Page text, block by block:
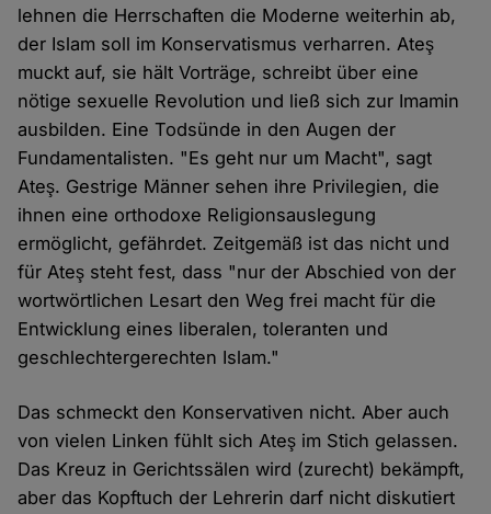
lehnen die Herrschaften die Moderne weiterhin ab,
der Islam soll im Konservatismus verharren. Ateş
muckt auf, sie hält Vorträge, schreibt über eine
nötige sexuelle Revolution und ließ sich zur Imamin
ausbilden. Eine Todsünde in den Augen der
Fundamentalisten. "Es geht nur um Macht", sagt
Ateş. Gestrige Männer sehen ihre Privilegien, die
ihnen eine orthodoxe Religionsauslegung
ermöglicht, gefährdet. Zeitgemäß ist das nicht und
für Ateş steht fest, dass "nur der Abschied von der
wortwörtlichen Lesart den Weg frei macht für die
Entwicklung eines liberalen, toleranten und
geschlechtergerechten Islam."
Das schmeckt den Konservativen nicht. Aber auch
von vielen Linken fühlt sich Ateş im Stich gelassen.
Das Kreuz in Gerichtssälen wird (zurecht) bekämpft,
aber das Kopftuch der Lehrerin darf nicht diskutiert